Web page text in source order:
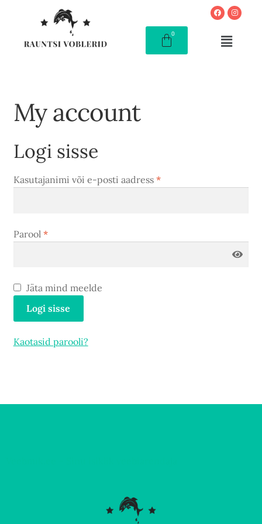
My account
Logi sisse
Kasutajanimi või e-posti aadress *
Parool *
Jäta mind meelde
Logi sisse
Kaotasid parooli?